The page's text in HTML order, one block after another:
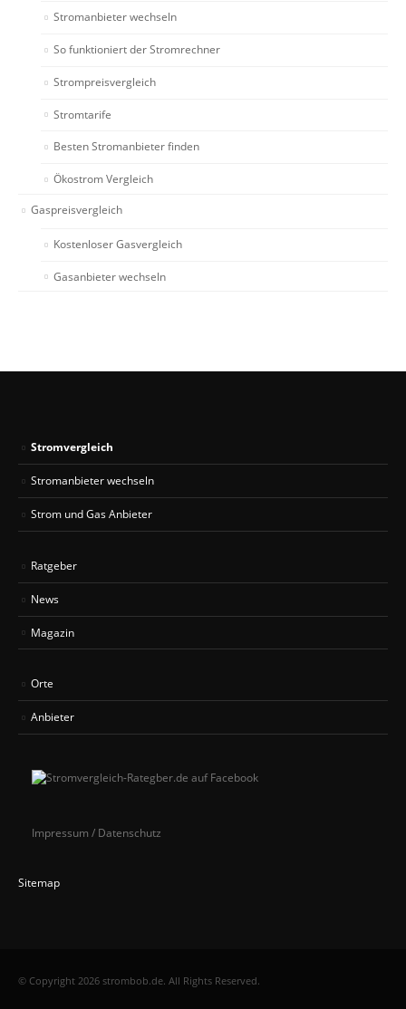
Stromanbieter wechseln
So funktioniert der Stromrechner
Strompreisvergleich
Stromtarife
Besten Stromanbieter finden
Ökostrom Vergleich
Gaspreisvergleich
Kostenloser Gasvergleich
Gasanbieter wechseln
Stromvergleich
Stromanbieter wechseln
Strom und Gas Anbieter
Ratgeber
News
Magazin
Orte
Anbieter
Impressum / Datenschutz
Sitemap
© Copyright 2026 strombob.de. All Rights Reserved.